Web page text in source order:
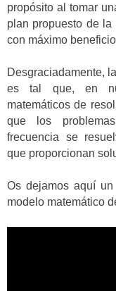
propósito al tomar
plan propuesto de la
con máximo
Desgraciadamente,
es tal que, en
matemáticos de
que los
frecuencia se
que proporcionan
Os dejamos aquí
modelo matemático